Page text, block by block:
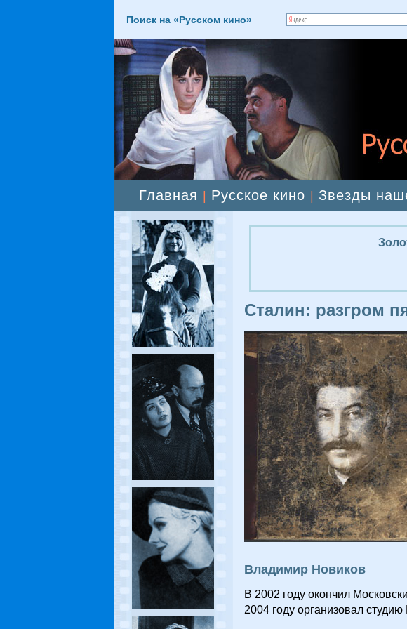
Поиск на «Русском кино»
Главная Русское кино Звезды
Сталин: разгром
Владимир Новиков
В 2002 году окончил
2004 году организовал